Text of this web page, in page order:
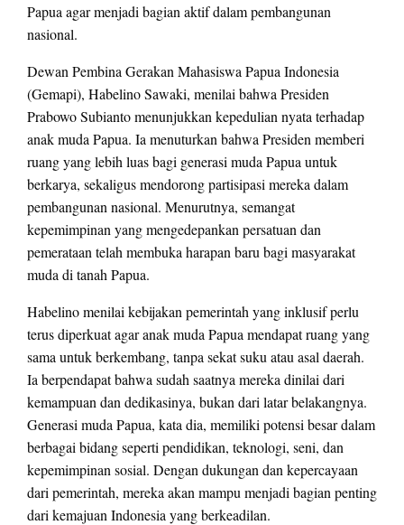
Papua agar menjadi bagian aktif dalam pembangunan
nasional.
Dewan Pembina Gerakan Mahasiswa Papua Indonesia
(Gemapi), Habelino Sawaki, menilai bahwa Presiden
Prabowo Subianto menunjukkan kepedulian nyata terhadap
anak muda Papua. Ia menuturkan bahwa Presiden memberi
ruang yang lebih luas bagi generasi muda Papua untuk
berkarya, sekaligus mendorong partisipasi mereka dalam
pembangunan nasional. Menurutnya, semangat
kepemimpinan yang mengedepankan persatuan dan
pemerataan telah membuka harapan baru bagi masyarakat
muda di tanah Papua.
Habelino menilai kebijakan pemerintah yang inklusif perlu
terus diperkuat agar anak muda Papua mendapat ruang yang
sama untuk berkembang, tanpa sekat suku atau asal daerah.
Ia berpendapat bahwa sudah saatnya mereka dinilai dari
kemampuan dan dedikasinya, bukan dari latar belakangnya.
Generasi muda Papua, kata dia, memiliki potensi besar dalam
berbagai bidang seperti pendidikan, teknologi, seni, dan
kepemimpinan sosial. Dengan dukungan dan kepercayaan
dari pemerintah, mereka akan mampu menjadi bagian penting
dari kemajuan Indonesia yang berkeadilan.